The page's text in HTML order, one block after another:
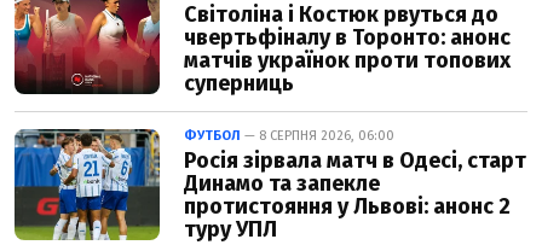
Світоліна і Костюк рвуться до
чвертьфіналу в Торонто: анонс
матчів українок проти топових
суперниць
ФУТБОЛ — 8 СЕРПНЯ 2026, 06:00
Росія зірвала матч в Одесі, старт
Динамо та запекле
протистояння у Львові: анонс 2
туру УПЛ